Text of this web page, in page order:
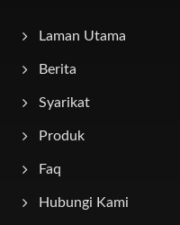
Laman Utama
Berita
Syarikat
Produk
Faq
Hubungi Kami